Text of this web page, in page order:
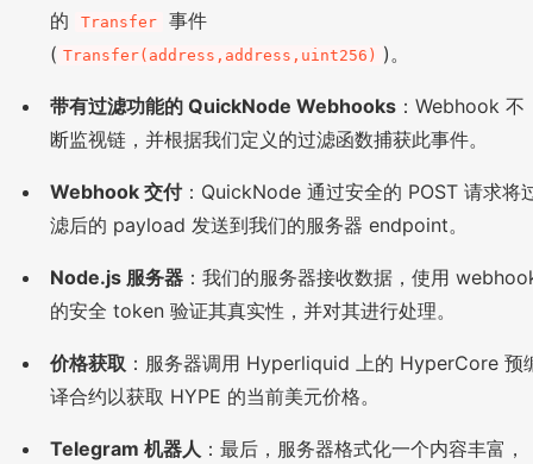
的
Transfer
事件
( Transfer(address,address,uint256) )。
带有过滤功能的 QuickNode Webhooks ：Webhook 不
断监视链，并根据我们定义的过滤函数捕获此事件。
Webhook 交付：QuickNode 通过安全的 POST 请求将
滤后的 payload 发送到我们的服务器 endpoint。
Node.js 服务器 ：我们的服务器接收数据，使用
的安全 token 验证其真实性，并对其进行处理。
价格获取 ：服务器调用 Hyperliquid 上的 HyperCore 预
译合约以获取 HYPE 的当前美元价格。
Telegram 机器人 ：最后，服务器格式化一个内容丰富，